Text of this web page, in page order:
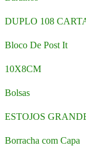
DUPLO 108
Bloco De Post It
10X8CM
Bolsas
ESTOJOS
Borracha com Capa